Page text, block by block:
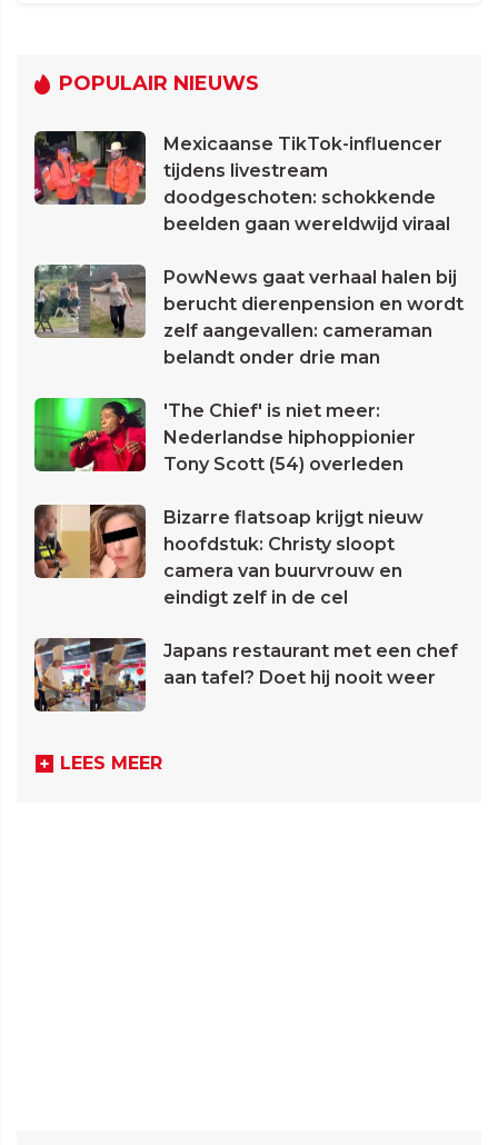
POPULAIR NIEUWS
Mexicaanse TikTok-influencer
tijdens livestream
doodgeschoten: schokkende
beelden gaan wereldwijd viraal
PowNews gaat verhaal halen bij
berucht dierenpension en wordt
zelf aangevallen: cameraman
belandt onder drie man
'The Chief' is niet meer:
Nederlandse hiphoppionier
Tony Scott (54) overleden
Bizarre flatsoap krijgt nieuw
hoofdstuk: Christy sloopt
camera van buurvrouw en
eindigt zelf in de cel
Japans restaurant met een chef
aan tafel? Doet hij nooit weer
LEES MEER